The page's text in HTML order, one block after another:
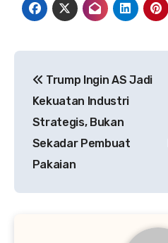
pos
Trump Ingin AS Jadi
Kekuatan Industri
Strategis, Bukan
Sekadar Pembuat
Pakaian